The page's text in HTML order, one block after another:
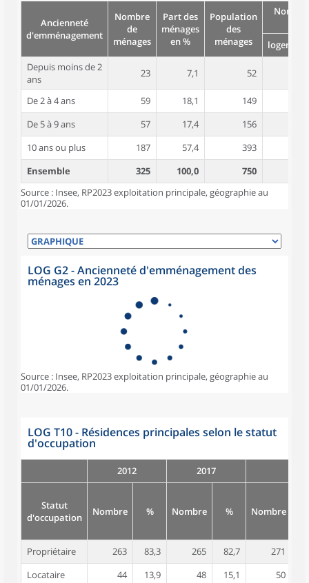
Ancienneté
d'emménagement
Nombre
de
ménages
Part des
ménages
en %
Population
des
ménages
logement
Depuis moins de 2
ans
23 7,1 52
De 2 à 4 ans 59 18,1 149
De 5 à 9 ans
57 17,4 156
10 ans ou plus
187 57,4 393
Ensemble
325 100,0 750
Source : Insee, RP2023 exploitation principale, géographie au
01/01/2026.
LOG G2 - Ancienneté d'emménagement des
ménages en 2023
Source : Insee, RP2023 exploitation principale, géographie au
01/01/2026.
LOG T10 - Résidences principales selon le statut
d'occupation
2012 2017
Statut
d'occupation
Nombre % Nombre % Nombre
Propriétaire 263 83,3 265 82,7 271
Locataire
44 13,9 48 15,1 50